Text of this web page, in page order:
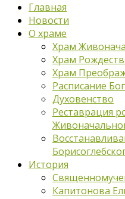
Главная
Новости
О храме
Храм
Храм
Храм
Расписание
Духовенство
Реставрация
История
Капитонова